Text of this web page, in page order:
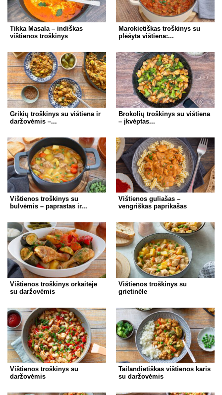
Tikka Masala – indiškas
vištienos troškinys
Marokietiškas troškinys su
plėšyta vištiena:...
Grikių troškinys su vištiena ir
daržovėmis –...
Brokolių troškinys su vištiena
– įkvėptas...
Vištienos troškinys su
bulvėmis – paprastas ir...
Vištienos guliašas –
vengriškas paprikašas
Vištienos troškinys orkaitėje
su daržovėmis
Vištienos troškinys su
grietinėle
Vištienos troškinys su
daržovėmis
Tailandietiškas vištienos karis
su daržovėmis